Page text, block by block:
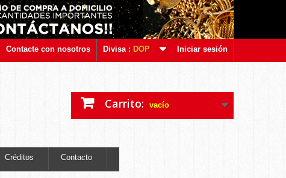
Iniciar sesión
Divisa : DOP
Contacte con nosotros
Carrito: vacío
Créditos Contacto